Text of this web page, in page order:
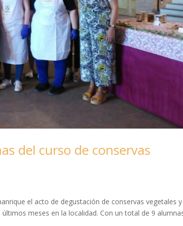
del curso de conservas
el acto de degustación de conservas vegetales y
meses en la localidad. Con un total de 9